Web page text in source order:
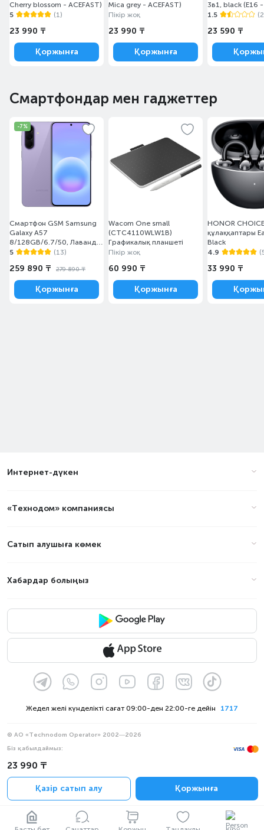
Cherry blossom - ACEFAST)
5
(1)
23 990 ₸
Қоржынға
Mica grey - ACEFAST)
Пікір жоқ
23 990 ₸
Қоржынға
3в1, black (E16 -
1.5
23 590 ₸
Смартфондар мен гаджеттер
-7%
Смартфон GSM Samsung
Galaxy A57
8/128GB/6.7/50, Лаванда
(SM-A576BZVESKZ)
5 (13)
259 890 ₸ 279 890 ₸
Қоржынға
Wacom One small
(CTC4110WLW1B)
Графикалық планшеті
Пікір жоқ
60 990 ₸
Қоржынға
HONOR CHOICE
құлаққаптары
Black
4.9
33 990 ₸
23 990 ₸
Қазір сатып алу Қоржынға
Интернет-дүкен
«Технодом» компаниясы
Сатып алушыға көмек
Хабардар болыңыз
1717
Жедел желі күнделікті сағат 09:00-ден 22:00-ге дейін
© АО «Technodom Operator» 2002—2026
Біз қабылдаймыз:
Ресми хабарлама
Құпиялылық саясаты